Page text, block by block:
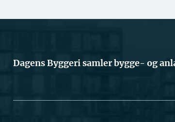
Dagens Byggeri samler bygge- og